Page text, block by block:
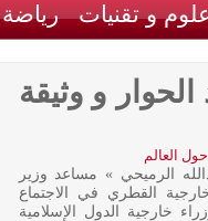
و تقنيات رياضة
و وثيقة
حول العالم
الرميحي » مساعد وزير
القطري في الاجتماع
خارجية الدول الإسلامية